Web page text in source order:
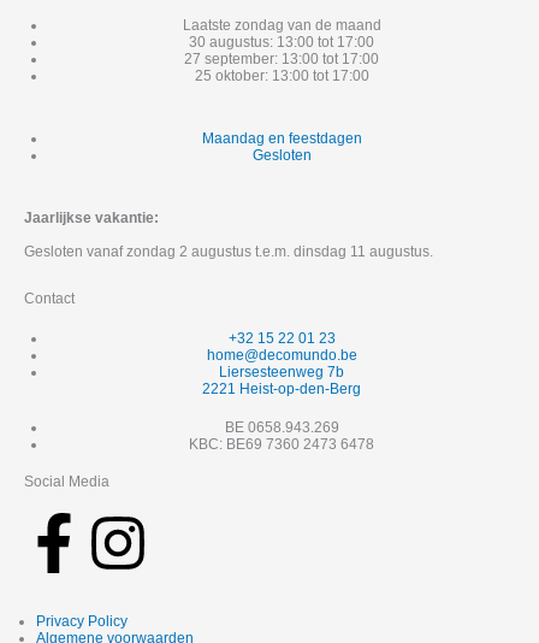
Laatste zondag van de maand
30 augustus: 13:00 tot 17:00
27 september: 13:00 tot 17:00
25 oktober: 13:00 tot 17:00
Maandag en feestdagen
Gesloten
Jaarlijkse vakantie:
Gesloten vanaf zondag 2 augustus t.e.m. dinsdag 11 augustus.
Contact
+32 15 22 01 23
home@decomundo.be
Liersesteenweg 7b
2221 Heist-op-den-Berg
BE 0658.943.269
KBC: BE69 7360 2473 6478
Social Media
F
a
I
n
Privacy Policy
Algemene voorwaarden